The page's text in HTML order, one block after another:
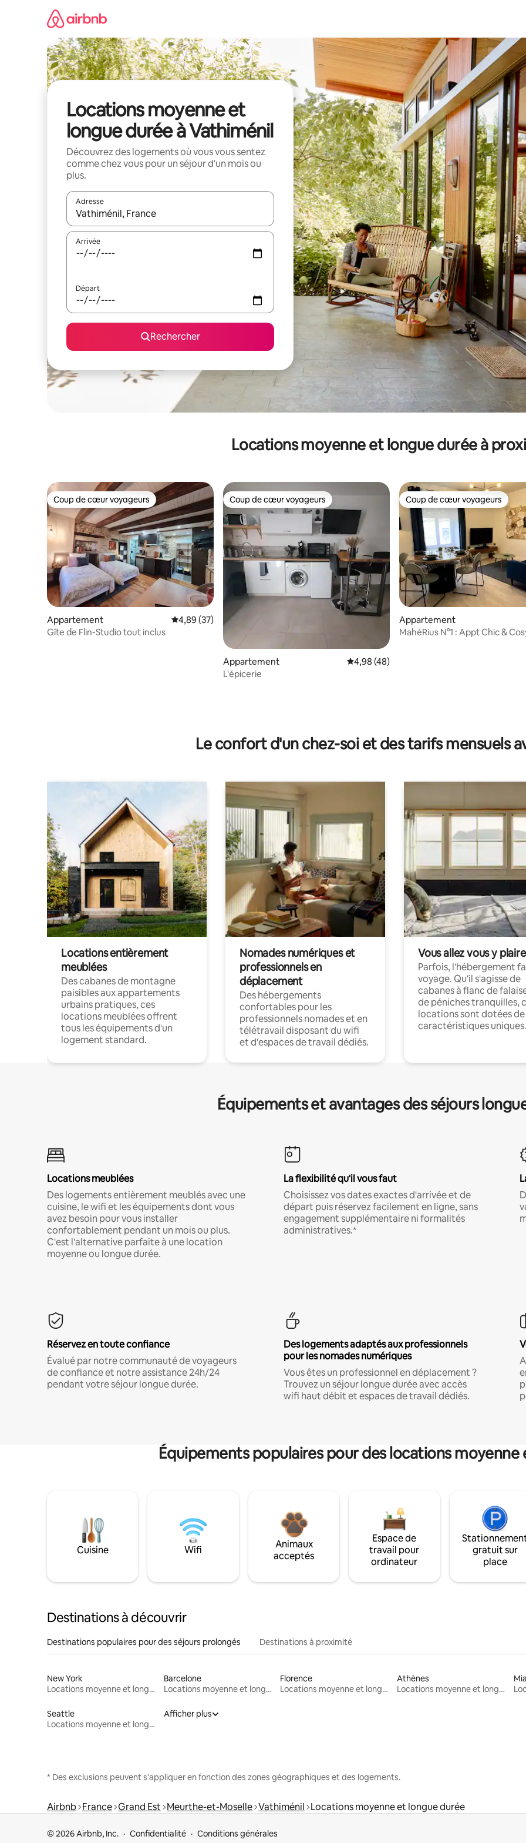
Locations moyenne et
longue durée à Vathiménil
Découvrez des logements où vous vous sentez
comme chez vous pour un séjour d'un mois ou
plus.
Adresse
Lorsque les résultats s'affichent, utilisez les flèches vers le haut et vers le bas pour les parcourir ou en appuyant et en
Arrivée
Départ
Rechercher
Locations moyenne et longue durée à
Coup de cœur voyageurs
Coup de cœur voyageurs
Appartement Évaluation moyenne sur la base de 37 commentaires : 4,89 sur 5
4,89 (37)
Gîte de Flin-Studio tout inclus
Coup de cœur voyageurs
Coup de cœur voyageurs
Appartement Évaluation moyenne sur la base de 48
4,98 (48)
L'épicerie
Coup de cœur voyageurs
Coup de cœur voyageurs
Appartement
MahéRius N°1 : Appt Chic &
Le confort d'un chez-soi et des tarifs mensuels
Locations entièrement
meublées
Des cabanes de montagne
paisibles aux appartements
urbains pratiques, ces
locations meublées offrent
tous les équipements d'un
logement standard.
Nomades numériques et
professionnels en
déplacement
Des hébergements
confortables pour les
professionnels nomades et en
télétravail disposant du wifi
et d'espaces de travail dédiés.
Vous allez vous y plaire
Parfois, l'hébergement
voyage. Qu'il s'agisse de
cabanes à flanc de
de péniches tranquilles,
locations sont dotées de
caractéristiques uniques.
Équipements et avantages des séjours
Locations meublées
Des logements entièrement meublés avec une
cuisine, le wifi et les équipements dont vous
avez besoin pour vous installer
confortablement pendant un mois ou plus.
C'est l'alternative parfaite à une location
moyenne ou longue durée.
La flexibilité qu'il vous faut
Choisissez vos dates exactes d'arrivée et de
départ puis réservez facilement en ligne, sans
engagement supplémentaire ni formalités
administratives.*
Réservez en toute confiance
Évalué par notre communauté de voyageurs
de confiance et notre assistance 24h/24
pendant votre séjour longue durée.
Des logements adaptés aux professionnels
pour les nomades numériques
Vous êtes un professionnel en déplacement ?
Trouvez un séjour longue durée avec accès
wifi haut débit et espaces de travail dédiés.
Équipements populaires pour des locations
Cuisine Wifi
Animaux
acceptés
Espace de
travail pour
ordinateur
gratuit sur
place
Destinations à découvrir
Destinations populaires pour des séjours prolongés Destinations à proximité
New York
Locations moyenne et longue durée
Barcelone
Locations moyenne et longue durée
Florence
Locations moyenne et longue durée
Athènes
Locations moyenne et longue durée
Seattle
Locations moyenne et longue durée
Afficher plus
* Des exclusions peuvent s'appliquer en fonction des zones géographiques et des logements.
Airbnb France Grand Est Meurthe-et-Moselle Vathiménil Locations moyenne et longue durée
© 2026 Airbnb, Inc. Confidentialité Conditions générales